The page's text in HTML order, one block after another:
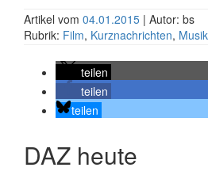
Artikel vom 04.01.2015 | Autor: bs
Rubrik: Film, Kurznachrichten, Musik
teilen
teilen
teilen
DAZ heute